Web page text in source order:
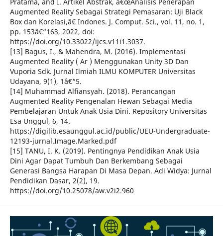
Augmented Reality Sebagai Strategi Pemasaran: Uji Black
Box dan Korelasi,â€ Indones. J. Comput. Sci., vol. 11, no. 1,
pp. 153â€“163, 2022, doi:
https://doi.org/10.33022/ijcs.v11i1.3037.
[13] Bagus, I., & Mahendra, M. (2016). Implementasi
Augmented Reality ( Ar ) Menggunakan Unity 3D Dan
Vuporia Sdk. Jurnal Ilmiah ILMU KOMPUTER Universitas
Udayana, 9(1), 1â€“5.
[14] Muhammad Alfiansyah. (2018). Perancangan
Augmented Reality Pengenalan Hewan Sebagai Media
Pembelajaran Untuk Anak Usia Dini. Repository Universitas
Esa Unggul, 6, 14.
https://digilib.esaunggul.ac.id/public/UEU-Undergraduate-
12193-jurnal.Image.Marked.pdf
[15] TANU, I. K. (2019). Pentingnya Pendidikan Anak Usia
Dini Agar Dapat Tumbuh Dan Berkembang Sebagai
Generasi Bangsa Harapan Di Masa Depan. Adi Widya: Jurnal
Pendidikan Dasar, 2(2), 19.
https://doi.org/10.25078/aw.v2i2.960